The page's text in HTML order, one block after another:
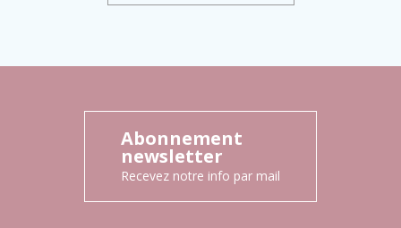
Abonnement
newsletter
Recevez notre info par mail